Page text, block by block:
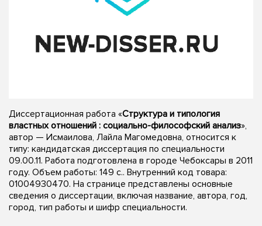
Диссертационная работа «Структура и типология
властных отношений : социально-философский анализ»,
автор — Исмаилова, Лайла Магомедовна, относится к
типу: кандидатская диссертация по специальности
09.00.11. Работа подготовлена в городе Чебоксары в 2011
году. Объем работы: 149 с.. Внутренний код товара:
01004930470. На странице представлены основные
сведения о диссертации, включая название, автора, год,
город, тип работы и шифр специальности.